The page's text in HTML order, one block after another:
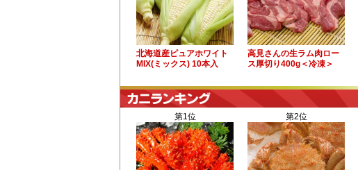
北海道産ピュアホワイト
MIX(ミックス) 10本入
高見さんの生ラム肉ロー
ス厚切り400g＜冷凍＞
第1位 第2位